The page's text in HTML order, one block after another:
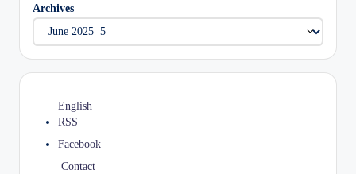
Archives
English
RSS
Facebook
Contact